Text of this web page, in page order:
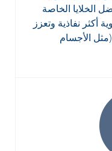
الخلايا الخاصة
أكثر نفاذية وتعزز
(مثل الأجسام